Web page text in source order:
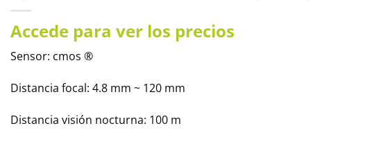
Accede para ver los precios
Sensor: cmos ®
Distancia focal: 4.8 mm ~ 120 mm
Distancia visión nocturna: 100 m